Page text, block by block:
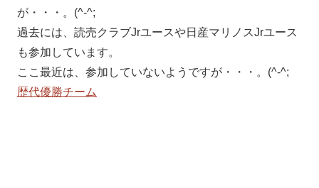
が・・・。(^-^;
過去には、読売クラブJrユースや日産マリノスJrユース
も参加しています。
ここ最近は、参加していないようですが・・・。(^-^;
歴代優勝チーム